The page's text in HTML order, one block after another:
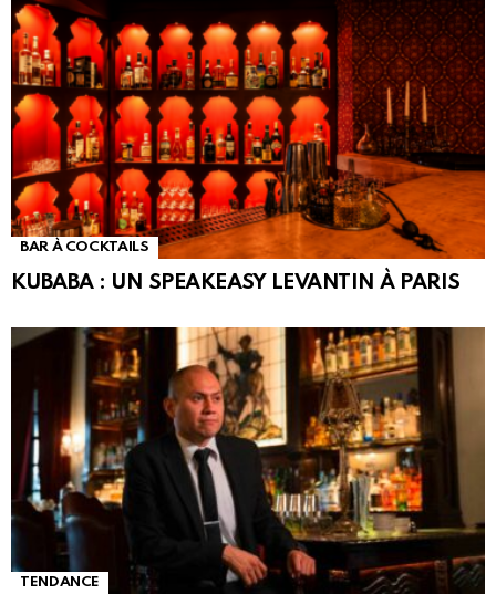
BAR À COCKTAILS
KUBABA : UN SPEAKEASY LEVANTIN À PARIS
TENDANCE